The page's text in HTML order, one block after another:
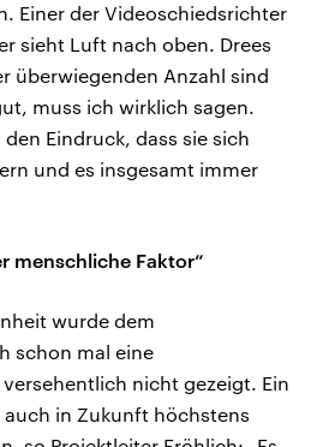
Einer der Videoschiedsrichter
sieht Luft nach oben. Drees
überwiegenden Anzahl sind
muss ich wirklich sagen.
Eindruck, dass sie sich
und es insgesamt immer
menschliche Faktor“
wurde dem
schon mal eine
nicht gezeigt. Ein
auch in Zukunft höchstens